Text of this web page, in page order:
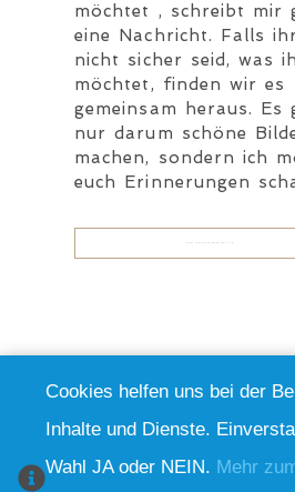
möchtet , schreibt mir
eine Nachricht. Falls
nicht sicher seid, was
möchtet, finden wir es
gemeinsam heraus. Es
nur darum schöne
machen, sondern ich
euch Erinnerungen
ZUM KONTAKTFORMULAR
Let´s
Cookies helfen uns bei der
Inhalte und Dienste.
Wahl JA oder NEIN. Mehr